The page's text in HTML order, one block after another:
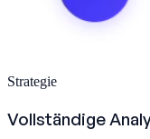
Strategie
Vollständige